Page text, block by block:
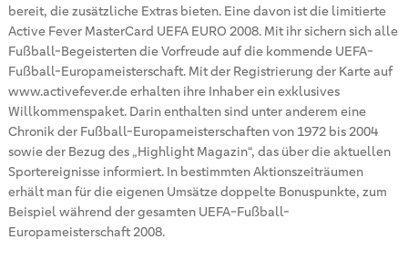
bereit, die zusätzliche Extras bieten. Eine davon ist die limitierte
Active Fever MasterCard UEFA EURO 2008. Mit ihr sichern sich alle
Fußball-Begeisterten die Vorfreude auf die kommende UEFA-
Fußball-Europameisterschaft. Mit der Registrierung der Karte auf
www.activefever.de erhalten ihre Inhaber ein exklusives
Willkommenspaket. Darin enthalten sind unter anderem eine
Chronik der Fußball-Europameisterschaften von 1972 bis 2004
sowie der Bezug des „Highlight Magazin“, das über die aktuellen
Sportereignisse informiert. In bestimmten Aktionszeiträumen
erhält man für die eigenen Umsätze doppelte Bonuspunkte, zum
Beispiel während der gesamten UEFA-Fußball-
Europameisterschaft 2008.